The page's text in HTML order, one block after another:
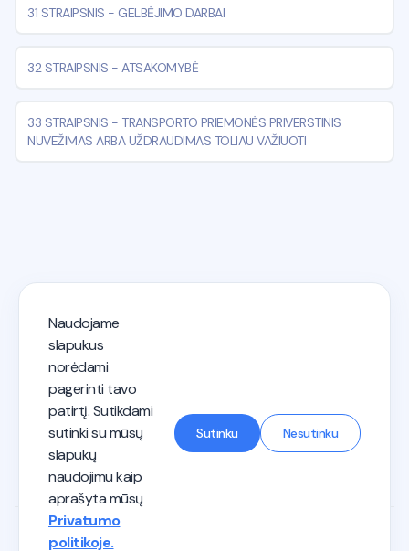
Naudojame
slapukus
norėdami
pagerinti tavo
patirtį. Sutikdami
sutinki su mūsų
slapukų
naudojimu kaip
aprašyta mūsų
Privatumo
politikoje.
Sutinku Nesutinku
31 STRAIPSNIS - GELBĖJIMO DARBAI
32 STRAIPSNIS - ATSAKOMYBĖ
33 STRAIPSNIS - TRANSPORTO PRIEMONĖS PRIVERSTINIS
NUVEŽIMAS ARBA UŽDRAUDIMAS TOLIAU VAŽIUOTI
Privatumo politika
Vairuotojo kategorijos
Mokymas vairuotiSusisiek su mumis
©2026 Autostart. Visos teisės saugomos.